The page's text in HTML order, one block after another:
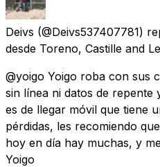
Deivs (@Deivs537407781)
desde Toreno, Castille and
@yoigo Yoigo roba con sus
sin línea ni datos de repente
es de llegar móvil que tiene
pérdidas, les recomiendo
hoy en día hay muchas, y
Yoigo